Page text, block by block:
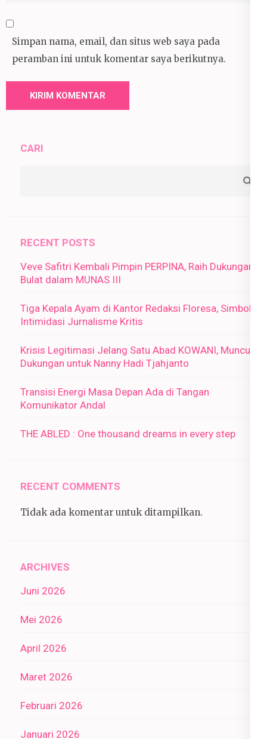
Simpan nama, email, dan situs web saya pada
peramban ini untuk komentar saya berikutnya.
CARI
RECENT POSTS
Veve Safitri Kembali Pimpin PERPINA, Raih Dukungan
Bulat dalam MUNAS III
Tiga Kepala Ayam di Kantor Redaksi Floresa, Simbol
Intimidasi Jurnalisme Kritis
Krisis Legitimasi Jelang Satu Abad KOWANI, Muncul
Dukungan untuk Nanny Hadi Tjahjanto
Transisi Energi Masa Depan Ada di Tangan
Komunikator Andal
THE ABLED : One thousand dreams in every step
RECENT COMMENTS
Tidak ada komentar untuk ditampilkan.
ARCHIVES
Juni 2026
Mei 2026
April 2026
Maret 2026
Februari 2026
Januari 2026